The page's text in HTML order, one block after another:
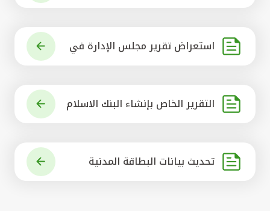
استعراض تقرير مجلس الإدارة في
التقرير الخاص بإنشاء البنك الاسلام
تحديث بيانات البطاقة المدنية